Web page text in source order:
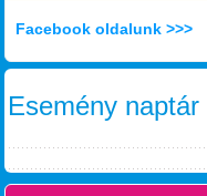
Facebook oldalunk >>>
Esemény naptár